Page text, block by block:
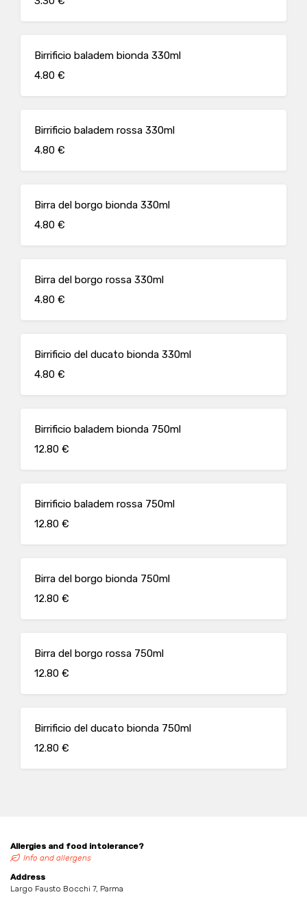
Birrificio baladem bionda 330ml
4.80 €
Birrificio baladem rossa 330ml
4.80 €
Birra del borgo bionda 330ml
4.80 €
Birra del borgo rossa 330ml
4.80 €
Birrificio del ducato bionda 330ml
4.80 €
Birrificio baladem bionda 750ml
12.80 €
Birrificio baladem rossa 750ml
12.80 €
Birra del borgo bionda 750ml
12.80 €
Birra del borgo rossa 750ml
12.80 €
Birrificio del ducato bionda 750ml
12.80 €
Allergies and food intolerance?
Info and allergens
Address
Largo Fausto Bocchi 7, Parma